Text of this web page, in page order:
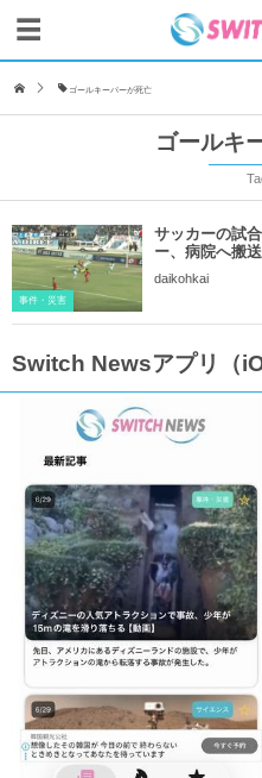
ゴールキーパーが死亡
ゴールキ
事件・災害
サッカーの試
ー、病院へ搬
daikohkai
Switch Newsアプリ（